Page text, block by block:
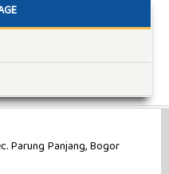
Parung Panjang, Bogor